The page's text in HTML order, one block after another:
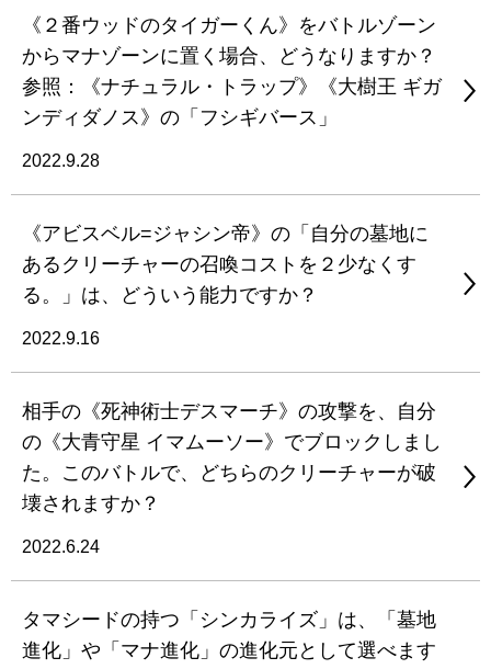
《２番ウッドのタイガーくん》をバトルゾーン
からマナゾーンに置く場合、どうなりますか？
参照：《ナチュラル・トラップ》《大樹王 ギガ
ンディダノス》の「フシギバース」
2022.9.28
《アビスベル=ジャシン帝》の「自分の墓地に
あるクリーチャーの召喚コストを２少なくす
る。」は、どういう能力ですか？
2022.9.16
相手の《死神術士デスマーチ》の攻撃を、自分
の《大青守星 イマムーソー》でブロックしまし
た。このバトルで、どちらのクリーチャーが破
壊されますか？
2022.6.24
タマシードの持つ「シンカライズ」は、「墓地
進化」や「マナ進化」の進化元として選べます